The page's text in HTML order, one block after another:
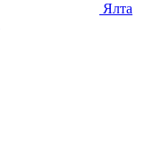
Ялта